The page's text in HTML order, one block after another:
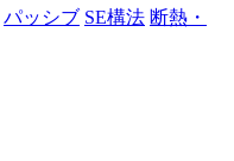
パッシブ SE構法 断熱・